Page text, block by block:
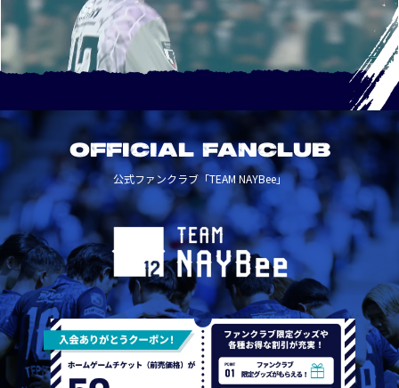
OFFICIAL FANCLUB
公式ファンクラブ「TEAM NAYBee」